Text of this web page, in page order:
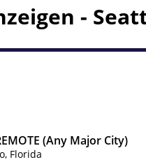
-
(Any Major City)
Florida